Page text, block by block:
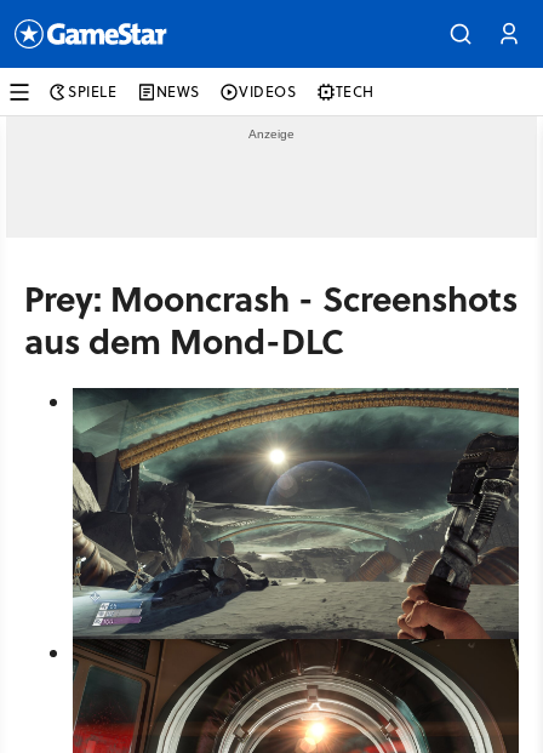
SPIELE NEWS VIDEOS TECH
Prey: Mooncrash - Screenshots
aus dem Mond-DLC